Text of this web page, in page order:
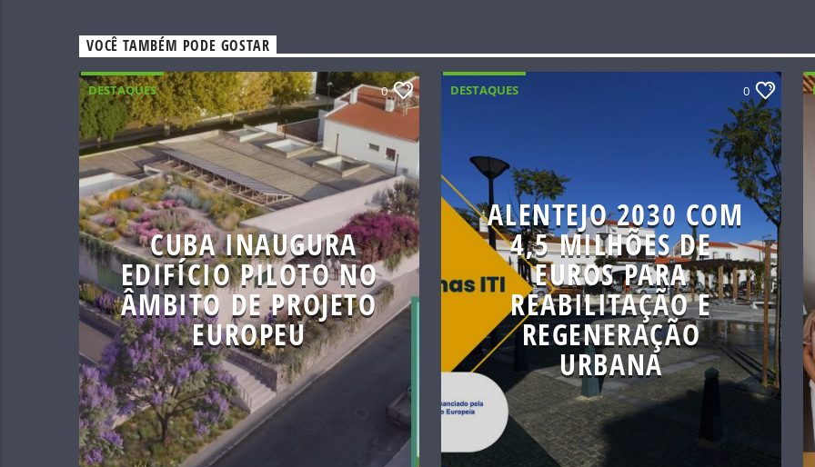
VOCÊ TAMBÉM PODE GOSTAR
DESTAQUES 0
CUBA INAUGURA
EDIFÍCIO PILOTO NO
ÂMBITO DE PROJETO
EUROPEU
DESTAQUES 0
ALENTEJO 2030 COM
4,5 MILHÕES DE
EUROS PARA
REABILITAÇÃO E
REGENERAÇÃO
URBANA